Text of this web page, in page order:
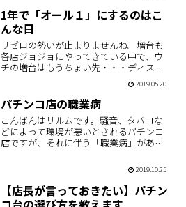
1年で「オール１」にするのはこ
んな日
リゼロの勢いが止まりませんね。増台も
各店ジョジョにやってきている中で、ウ
チの増台はもうちょい先・・・ディスク
アップもガンガン増台されてますから、
パチスロ業界は旧基準機撤去まではこの
調子で盛り上がっていくのではないでし
ょうか。逆に言うと、これ…
2019.05.20
パチンコ店の職業病
こんばんはリルムです。騒音、タバコな
どによって環境が悪いとされるパチンコ
店ですが、それに伴う「職業病」があり
あるんですが、長期にわたってパチンコ
店で仕事をしていると起こりうる身体へ
の影響について書いていき…
2019.10.25
【店長が言っておきたい】パチン